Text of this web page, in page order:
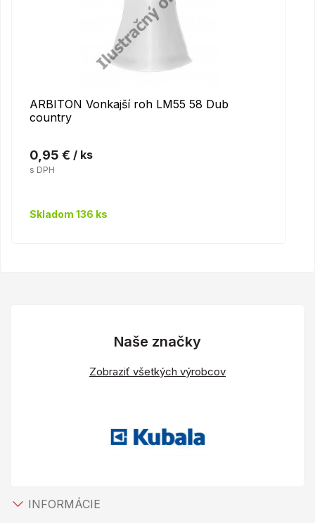
ARBITON Vonkajší roh LM55 58 Dub
country
0,95 € / ks
s DPH
Skladom 136 ks
Naše značky
Zobraziť všetkých výrobcov
INFORMÁCIE